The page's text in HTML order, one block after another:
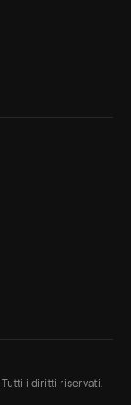
Tutti i diritti riservati.